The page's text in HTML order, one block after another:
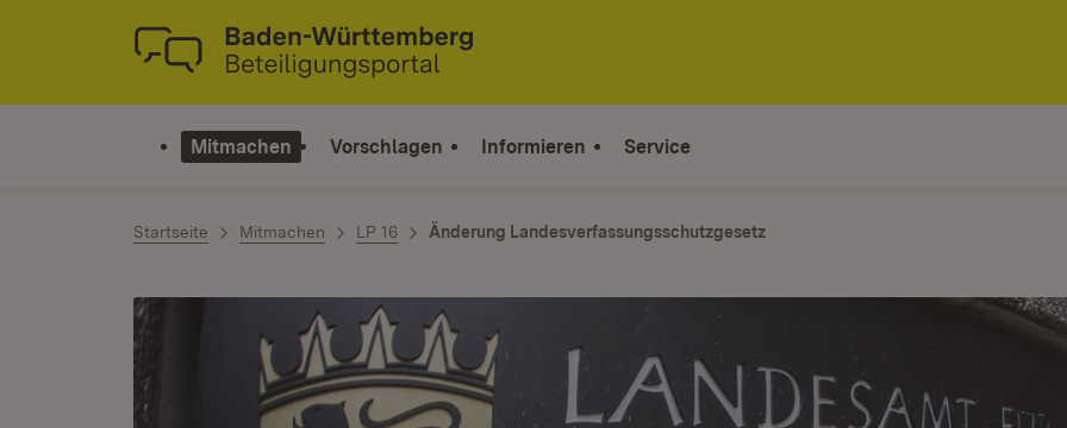
Zum Inhalt springen
Link zur Startseite
Mitmachen Vorschlagen Informieren Service
Startseite Mitmachen LP 16 Änderung Landesverfassungs­schutzgesetz